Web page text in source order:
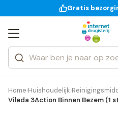
voor 18:00
Gratis
Zoeken
Categorieën
Merken
Home›Huishoudelijk›
Vileda 3Action Binnen Bezem (1